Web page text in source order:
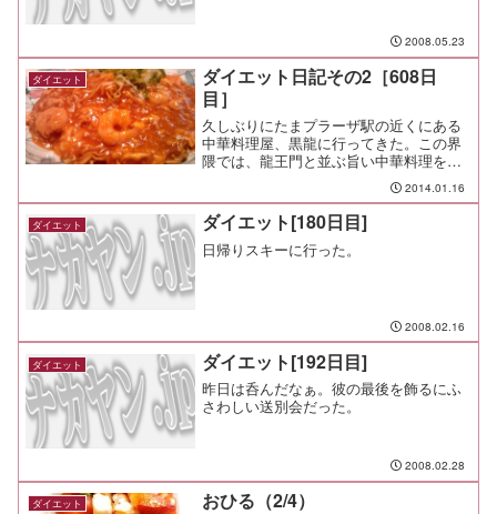
2008.05.23
ダイエット
ダイエット日記その2［608日
目］
久しぶりにたまプラーザ駅の近くにある
中華料理屋、黒龍に行ってきた。この界
隈では、龍王門と並ぶ旨い中華料理を食
べさせてくれる店で管理人のイチオシの
店でもある。今日はチリタマ焼きそば
（大盛）￥1,170を食べたんだけど、安定
した旨さで悶絶した。...
2014.01.16
ダイエット ダイエット[180日目]
日帰りスキーに行った。
2008.02.16
ダイエット ダイエット[192日目]
昨日は呑んだなぁ。彼の最後を飾るにふ
さわしい送別会だった。
2008.02.28
ダイエット おひる（2/4）